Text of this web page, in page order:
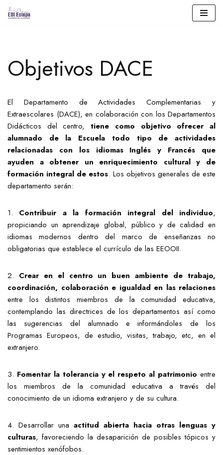
Objetivos DACE
El Departamento de Actividades Complementarias y
Extraescolares (DACE), en colaboración con los Departamentos
Didácticos del centro,tiene como objetivo ofrecer al
alumnado de la Escuela todo tipo de actividades
relacionadas con los idiomas Inglés y Francés que
ayuden a obtener un enriquecimiento cultural y de
formación integral de estos. Los objetivos generales de este
departamento serán:
1. Contribuir a la formación integral del individuo,
propiciando un aprendizaje global, público y de calidad en
idiomas modernos dentro del marco de enseñanzas no
obligatorias que establece el currículo de las EEOOII.
2. Crear en el centro un buen ambiente de trabajo,
coordinación, colaboración e igualdad en las relaciones
entre los distintos miembros de la comunidad educativa,
contemplando las directrices de los departamentos así como
las sugerencias del alumnado e informándoles de los
Programas Europeos, de estudio, visitas, trabajo, etc, en el
extranjero.
3. Fomentar la tolerancia y el respeto al patrimonio entre
los miembros de la comunidad educativa a través del
conocimiento de un idioma extranjero y de su cultura.
4. Desarrollar una actitud abierta hacia otras lenguas y
culturas, favoreciendo la desaparición de posibles tópicos y
sentimientos xenófobos.